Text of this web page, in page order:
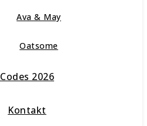
Ava & May
Oatsome
Codes 2026
Kontakt